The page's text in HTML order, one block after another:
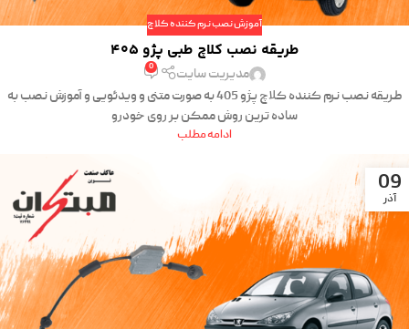
آموزش نصب نرم کننده کلاچ
طریقه نصب کلاچ طبی پژو 405
مدیریت سایت 0
طریقه نصب نرم کننده کلاچ پژو 405 به صورت متنی و ویدئویی و آموزش نصب به
ساده ترین روش ممکن بر روی خودرو
ادامه مطلب
09
آذر